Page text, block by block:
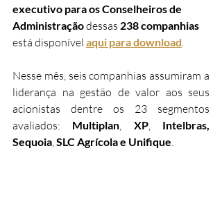
executivo para os Conselheiros de
Administração dessas 238 companhias
está disponível aqui para download.
Nesse mês, seis companhias assumiram a
liderança na gestão de valor aos seus
acionistas dentre os 23 segmentos
avaliados: Multiplan, XP, Intelbras,
Sequoia, SLC Agrícola e Unifique.